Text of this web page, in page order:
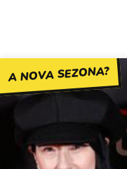
A NOVA SEZONA?